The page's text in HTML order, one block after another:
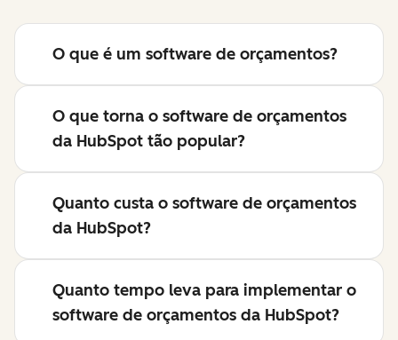
O que é um software de orçamentos?
O que torna o software de orçamentos
da HubSpot tão popular?
Quanto custa o software de orçamentos
da HubSpot?
Quanto tempo leva para implementar o
software de orçamentos da HubSpot?